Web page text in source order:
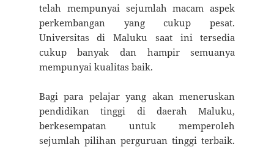
telah mempunyai sejumlah macam aspek
perkembangan yang cukup pesat.
Universitas di Maluku saat ini tersedia
cukup banyak dan hampir semuanya
mempunyai kualitas baik.
Bagi para pelajar yang akan meneruskan
pendidikan tinggi di daerah Maluku,
berkesempatan untuk memperoleh
sejumlah pilihan perguruan tinggi terbaik.